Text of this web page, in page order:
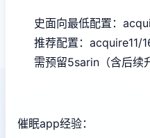
​史面向最低配置​ ：
推荐配置​ ：acquire11/
需预留5sarin（含后续
催眠app经验：